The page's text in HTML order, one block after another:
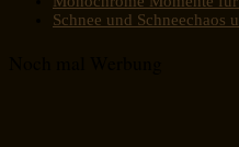
Schnee und Schneechaos